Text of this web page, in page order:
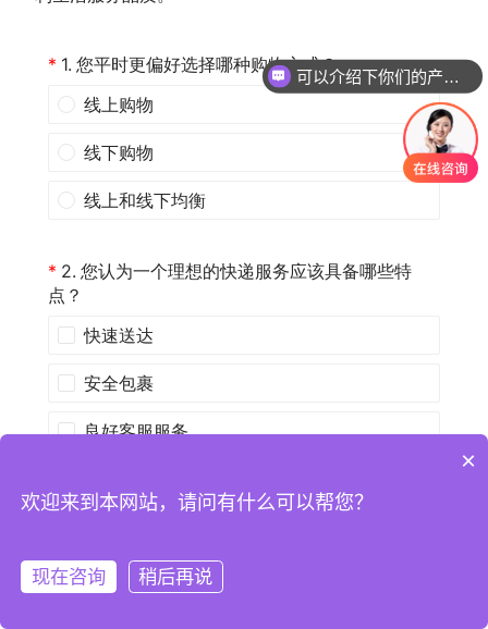
注册
×
欢迎来到本网站，请问有什么可以帮您？
现在咨询 稍后再说